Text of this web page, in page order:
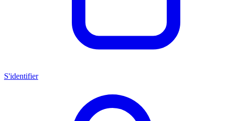
S'identifier